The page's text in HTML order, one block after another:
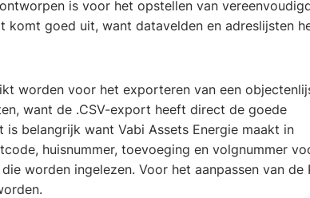
is voor het opstellen van
komt goed uit, want datavelden en adreslijsten
worden voor het exporteren van een
want de .CSV-export heeft direct de goede
belangrijk want Vabi Assets Energie maakt in
huisnummer, toevoeging en volgnummer
worden ingelezen. Voor het aanpassen van de